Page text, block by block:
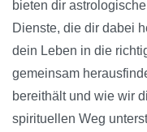
bieten dir
Dienste, die dir dabei
dein Leben in die
gemeinsam
bereithält und wie wir
spirituellen Weg